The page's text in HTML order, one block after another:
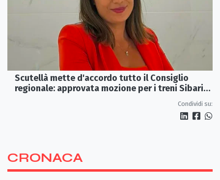
Scutellà mette d'accordo tutto il Consiglio
regionale: approvata mozione per i treni Sibari-
Condividi su:
CRONACA